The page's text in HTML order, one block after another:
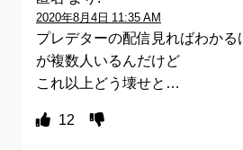
2020年8月4日 11:35 AM
プレデターの配信見ればわかる
が複数人いるんだけど
これ以上どう壊せと…
12